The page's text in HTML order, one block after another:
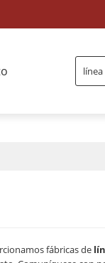
fábricas de